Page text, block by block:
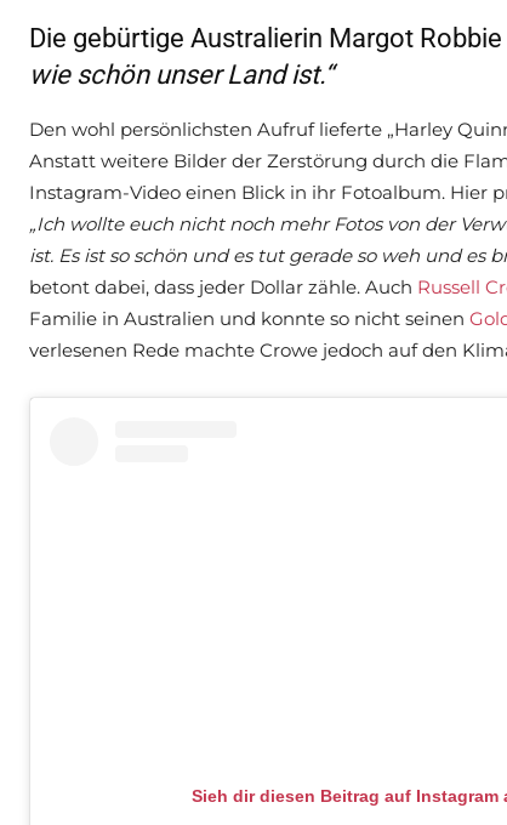
Die gebürtige Australierin Margot
wie schön unser Land ist.“
Den wohl persönlichsten Aufruf lieferte „Harley
Anstatt weitere Bilder der Zerstörung durch die
Instagram-Video einen Blick in ihr Fotoalbum. Hier
„Ich wollte euch nicht noch mehr Fotos von der
ist. Es ist so schön und es tut gerade so weh und es
betont dabei, dass jeder Dollar zähle. Auch Russell
Familie in Australien und konnte so nicht seinen
verlesenen Rede machte Crowe jedoch auf den
Sieh dir diesen Beitrag auf Instagram